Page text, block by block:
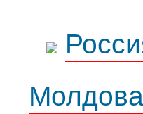
Молдова